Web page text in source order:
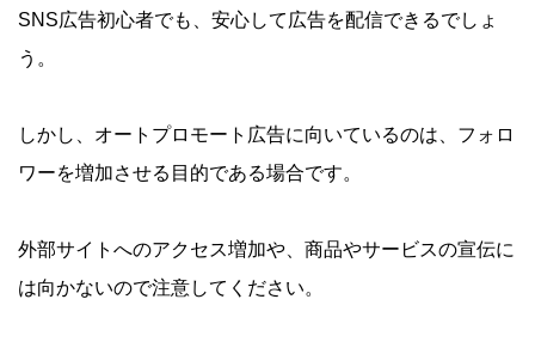
SNS広告初心者でも、安心して広告を配信できるでしょ
う。
しかし、オートプロモート広告に向いているのは、フォロ
ワーを増加させる目的である場合です。
外部サイトへのアクセス増加や、商品やサービスの宣伝に
は向かないので注意してください。